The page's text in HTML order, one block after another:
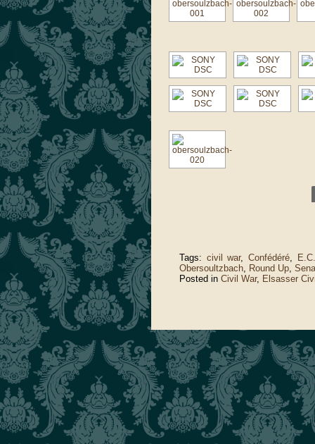
Tags: civil war, Confédéré,
Obersoultzbach, Round Up,
Posted in Civil War, Elsasser